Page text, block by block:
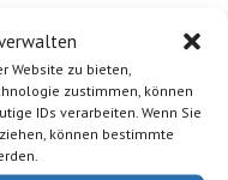
Website zu bieten,
zustimmen, können
IDs verarbeiten. Wenn Sie
können bestimmte